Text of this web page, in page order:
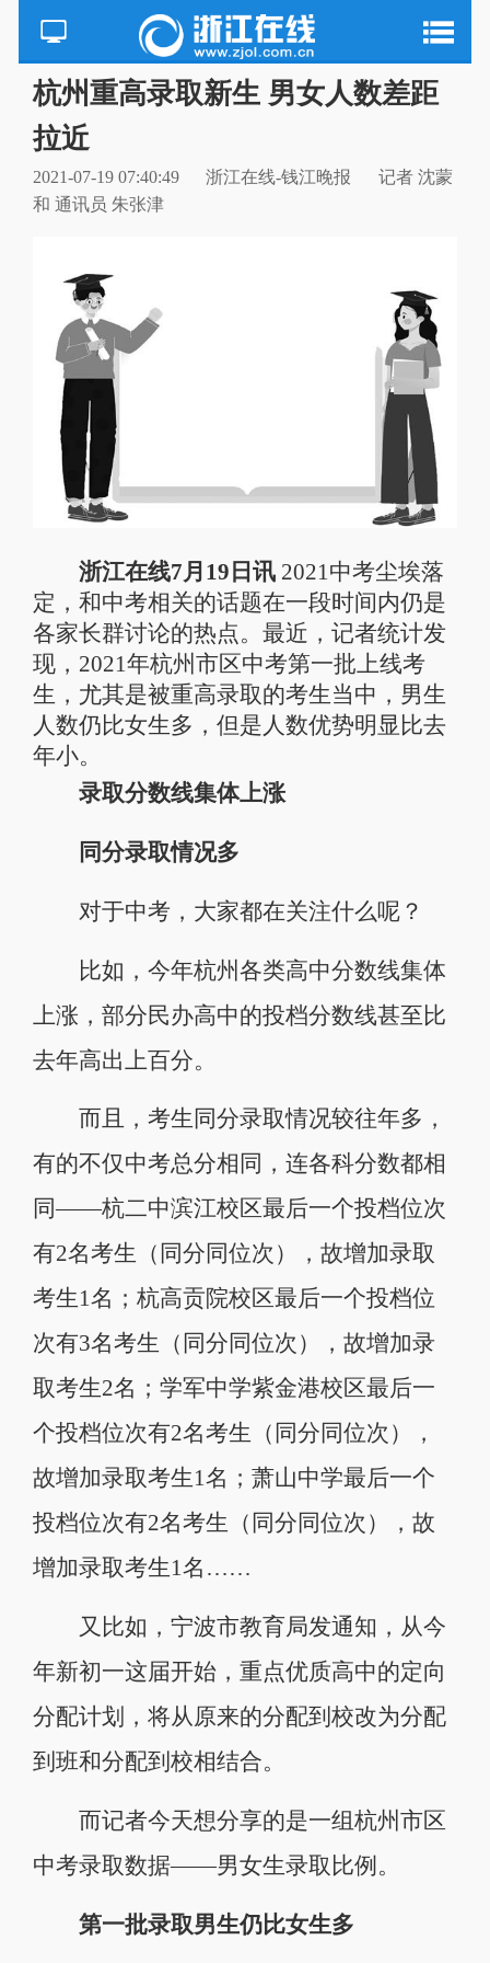
杭州重高录取新生 男女人数差距
拉近
2021-07-19 07:40:49 浙江在线-钱江晚报
记者 沈蒙
和 通讯员 朱张津
浙江在线7月19日讯2021中考尘埃落
定，和中考相关的话题在一段时间内仍是
各家长群讨论的热点。最近，记者统计发
现，2021年杭州市区中考第一批上线考
生，尤其是被重高录取的考生当中，男生
人数仍比女生多，但是人数优势明显比去
年小。
录取分数线集体上涨
同分录取情况多
对于中考，大家都在关注什么呢？
比如，今年杭州各类高中分数线集体
上涨，部分民办高中的投档分数线甚至比
去年高出上百分。
而且，考生同分录取情况较往年多，
有的不仅中考总分相同，连各科分数都相
同——杭二中滨江校区最后一个投档位次
有2名考生（同分同位次），故增加录取
考生1名；杭高贡院校区最后一个投档位
次有3名考生（同分同位次），故增加录
取考生2名；学军中学紫金港校区最后一
个投档位次有2名考生（同分同位次），
故增加录取考生1名；萧山中学最后一个
投档位次有2名考生（同分同位次），故
增加录取考生1名……
又比如，宁波市教育局发通知，从今
年新初一这届开始，重点优质高中的定向
分配计划，将从原来的分配到校改为分配
到班和分配到校相结合。
而记者今天想分享的是一组杭州市区
中考录取数据——男女生录取比例。
第一批录取男生仍比女生多